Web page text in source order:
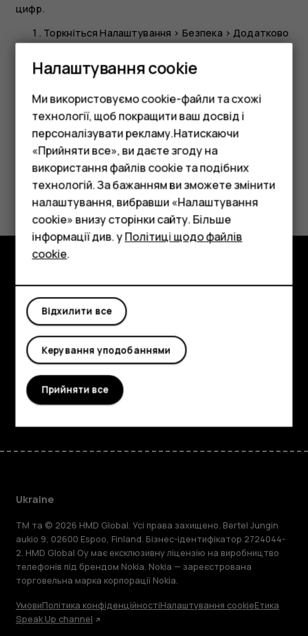
Смартфони
Фічерфони
Аксесуари
Планшети
цифр.
ТоркнітьсяНалаштування > Безпека >Додатково
Під вибраною SIM-карткою торкніться
Це було для вас корисним?
Так Ні
Огляд
Детальніше
Planet and people
Підтримка
FacebookInstagram
TiktokYoutube
Ukraine
TM та © 2026 HMD Global. Усі права захищено. Bertel Jungin
aukio 9, 02600 Espoo, Finland. Бізнес-ідентифікатор 2724044-
2. HMD Global Oy має ексклюзивну ліцензію на виробництво
телефонів під брендом Nokia. Nokia — зареєстрована
торговельна марка корпорації Nokia.
УмовиПолітика конфіденційностіНалаштування cookieЕтика
Speak Up channel
Налаштування cookie
Ми використовуємо cookie-файли та схожі
технології, щоб покращити ваш досвід і
персоналізувати рекламу.Натискаючи
«Прийняти все», ви даєте згоду на
використання файлів cookie та подібних
технологій. За бажанням ви зможете змінити
налаштування, вибравши «Налаштування
cookie» внизу сторінки сайту. Більше
інформації див. уПолітиці щодо файлів
cookie.
Відхилити все
Керування уподобаннями
Прийняти все